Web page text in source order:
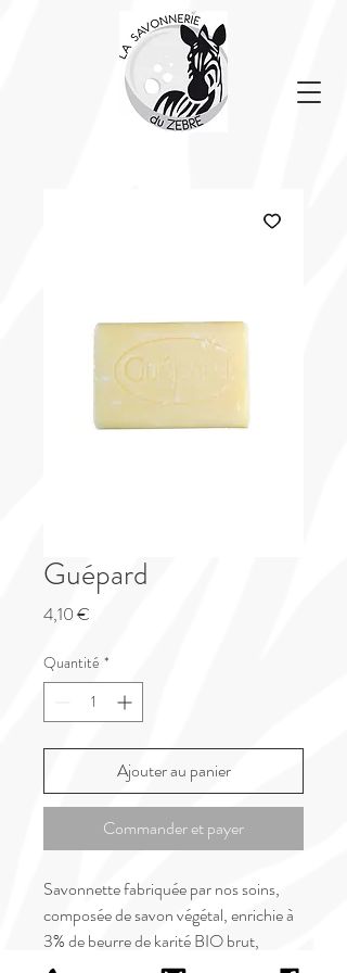
Guépard
4,10 €
Quantité *
Ajouter au panier
Commander et payer
Savonnette fabriquée par nos soins,
composée de savon végétal, enrichie à
3% de beurre de karité BIO brut,
parfumée à l'essence de grasse et